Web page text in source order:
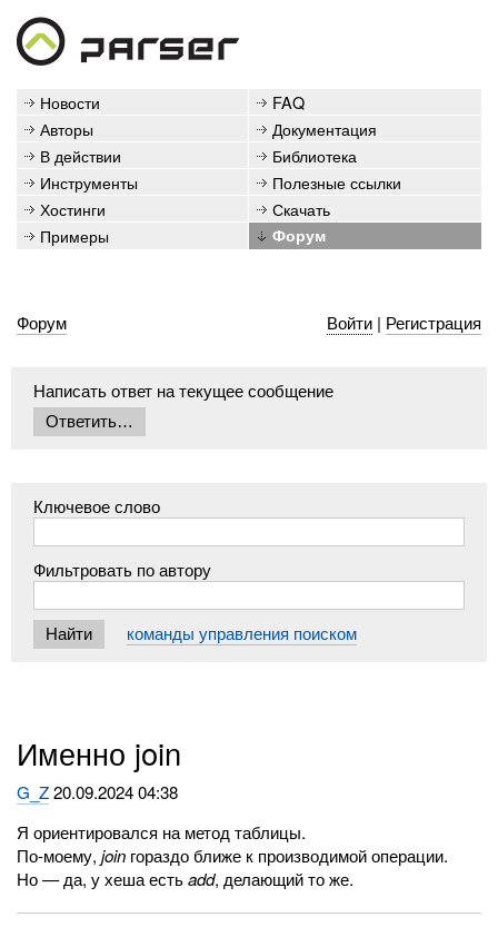
Новости
FAQ
Авторы
Документация
В действии
Библиотека
Инструменты
Полезные ссылки
Хостинги
Скачать
Примеры
Форум
Форум Войти| Регистрация
Написать ответ на текущее сообщение
Ключевое слово
Фильтровать по автору
команды управления поиском
Именно join
G_Z20.09.2024 04:38
Я ориентировался на метод таблицы.
По-моему,join гораздо ближе к производимой операции.
Но — да, у хеша естьadd, делающий то же.